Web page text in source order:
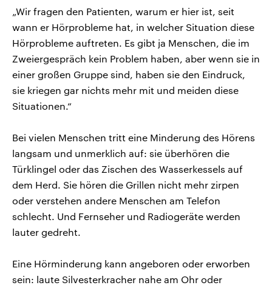
„Wir fragen den Patienten, warum er hier ist, seit
wann er Hörprobleme hat, in welcher Situation diese
Hörprobleme auftreten. Es gibt ja Menschen, die im
Zweiergespräch kein Problem haben, aber wenn sie in
einer großen Gruppe sind, haben sie den Eindruck,
sie kriegen gar nichts mehr mit und meiden diese
Situationen.“
Bei vielen Menschen tritt eine Minderung des Hörens
langsam und unmerklich auf: sie überhören die
Türklingel oder das Zischen des Wasserkessels auf
dem Herd. Sie hören die Grillen nicht mehr zirpen
oder verstehen andere Menschen am Telefon
schlecht. Und Fernseher und Radiogeräte werden
lauter gedreht.
Eine Hörminderung kann angeboren oder erworben
sein: laute Silvesterkracher nahe am Ohr oder